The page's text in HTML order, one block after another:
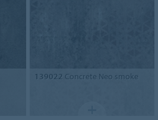
139022 Concrete Neo smoke